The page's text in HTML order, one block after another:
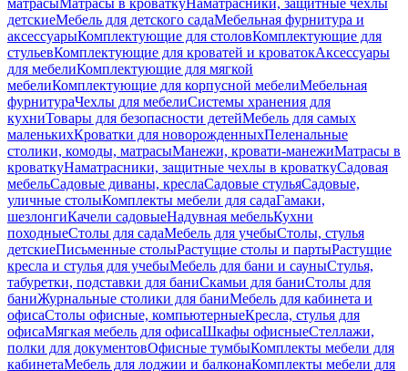
матрасыМатрасы в кроваткуНаматрасники, защитные чехлы
детскиеМебель для детского садаМебельная фурнитура и
аксессуарыКомплектующие для столовКомплектующие для
стульевКомплектующие для кроватей и кроватокАксессуары
для мебелиКомплектующие для мягкой
мебелиКомплектующие для корпусной мебелиМебельная
фурнитураЧехлы для мебелиСистемы хранения для
кухниТовары для безопасности детейМебель для самых
маленькихКроватки для новорожденныхПеленальные
столики, комоды, матрасыМанежи, кровати-манежиМатрасы в
кроваткуНаматрасники, защитные чехлы в кроваткуСадовая
мебельСадовые диваны, креслаСадовые стульяСадовые,
уличные столыКомплекты мебели для садаГамаки,
шезлонгиКачели садовыеНадувная мебельКухни
походныеСтолы для садаМебель для учебыСтолы, стулья
детскиеПисьменные столыРастущие столы и партыРастущие
кресла и стулья для учебыМебель для бани и сауныСтулья,
табуретки, подставки для баниСкамьи для баниСтолы для
баниЖурнальные столики для баниМебель для кабинета и
офисаСтолы офисные, компьютерныеКресла, стулья для
офисаМягкая мебель для офисаШкафы офисныеСтеллажи,
полки для документовОфисные тумбыКомплекты мебели для
кабинетаМебель для лоджии и балконаКомплекты мебели для